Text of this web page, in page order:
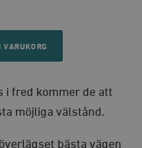
VARUKORG
i fred kommer de att
möjliga välstånd.
bästa vägen